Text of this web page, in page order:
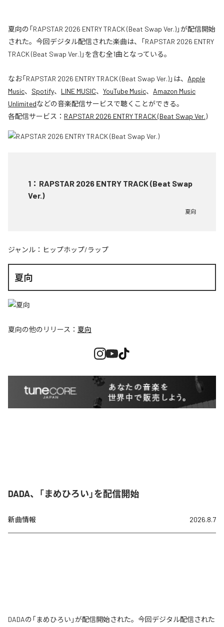
夏向の「RAPSTAR 2026 ENTRY TRACK (Beat Swap Ver.)」が配信開始
された。今回デジタル配信された楽曲は、「RAPSTAR 2026 ENTRY
TRACK (Beat Swap Ver.)」を含む全1曲となっている。
なお「RAPSTAR 2026 ENTRY TRACK (Beat Swap Ver.)」は、 Apple
Music、 Spotify、 LINE MUSIC、 YouTube Music、 Amazon Music
Unlimitedなどの音楽配信サービスで聴くことができる。
各配信サービス： RAPSTAR 2026 ENTRY TRACK (Beat Swap Ver.)
1 ： RAPSTAR 2026 ENTRY TRACK (Beat Swap
Ver.)
夏向
ジャンル： ヒップホップ/ラップ
夏向
夏向の他のリリース： 夏向
DADA、「まめひろい」を配信開始
新曲情報 2026.8.7
DADAの「まめひろい」が配信開始された。今回デジタル配信された